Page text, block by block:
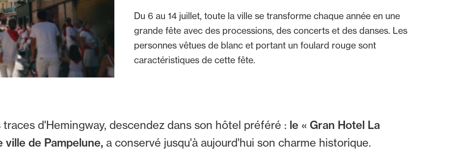
Du 6 au 14 juillet, toute la ville se transforme chaque année en une
grande fête avec des processions, des concerts et des danses. Les
personnes vêtues de blanc et portant un foulard rouge sont
caractéristiques de cette fête.
d'Hemingway, descendez dans son hôtel préféré : le « Gran Hotel La
de Pampelune, a conservé jusqu'à aujourd'hui son charme historique.